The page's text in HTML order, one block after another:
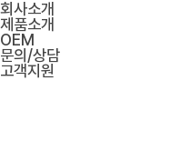
회사소개
제품소개
OEM
문의/상담
고객지원